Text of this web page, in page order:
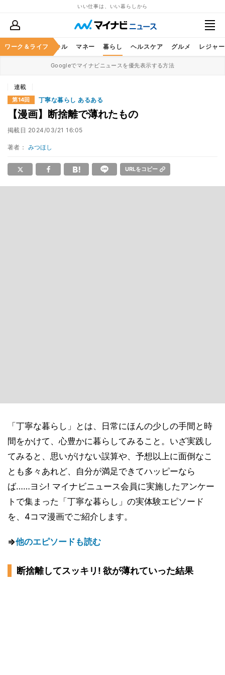
いい仕事は、いい暮らしから
ワーク＆ライフ
ア ビジネススキル マネー 暮らし ヘルスケア グルメ レジャー
Googleでマイナビニュースを優先表示する方法
連載
第14回 丁寧な暮らし あるある
【漫画】断捨離で薄れたもの
掲載日 2024/03/21 16:05
著者： みつほし
URLをコピー
「丁寧な暮らし」とは、日常にほんの少しの手間と時
間をかけて、心豊かに暮らしてみること。いざ実践し
てみると、思いがけない誤算や、予想以上に面倒なこ
とも多々あれど、自分が満足できてハッピーなら
ば……ヨシ! マイナビニュース会員に実施したアンケー
トで集まった「丁寧な暮らし」の実体験エピソード
を、4コマ漫画でご紹介します。
⇒他のエピソードも読む
断捨離してスッキリ! 欲が薄れていった結果